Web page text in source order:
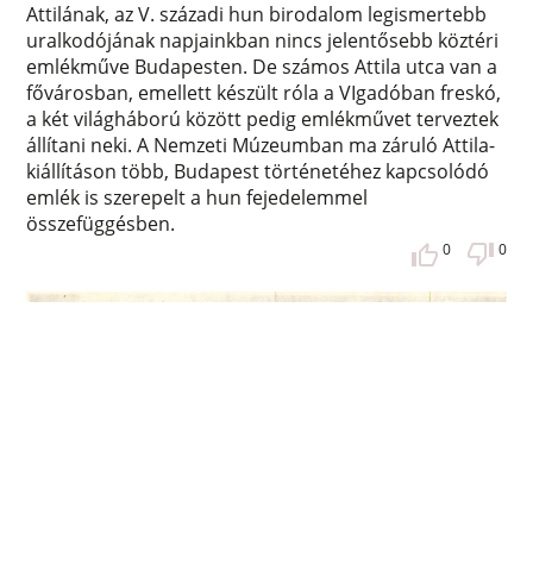
Attilának, az V. századi hun birodalom legismertebb
uralkodójának napjainkban nincs jelentősebb köztéri
emlékműve Budapesten. De számos Attila utca van a
fővárosban, emellett készült róla a VIgadóban freskó,
a két világháború között pedig emlékművet terveztek
állítani neki. A Nemzeti Múzeumban ma záruló Attila-
kiállításon több, Budapest történetéhez kapcsolódó
emlék is szerepelt a hun fejedelemmel
összefüggésben.
0 0